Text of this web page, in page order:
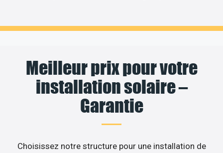
Meilleur prix pour votre
installation solaire –
Garantie
Choisissez notre structure pour une installation de